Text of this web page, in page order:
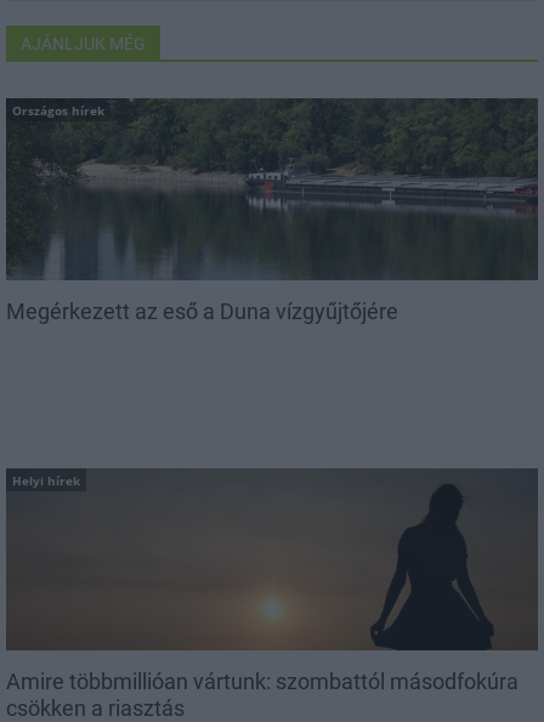
AJÁNLJUK MÉG
Országos hírek
Megérkezett az eső a Duna vízgyűjtőjére
Helyi hírek
Amire többmillióan vártunk: szombattól másodfokúra
csökken a riasztás